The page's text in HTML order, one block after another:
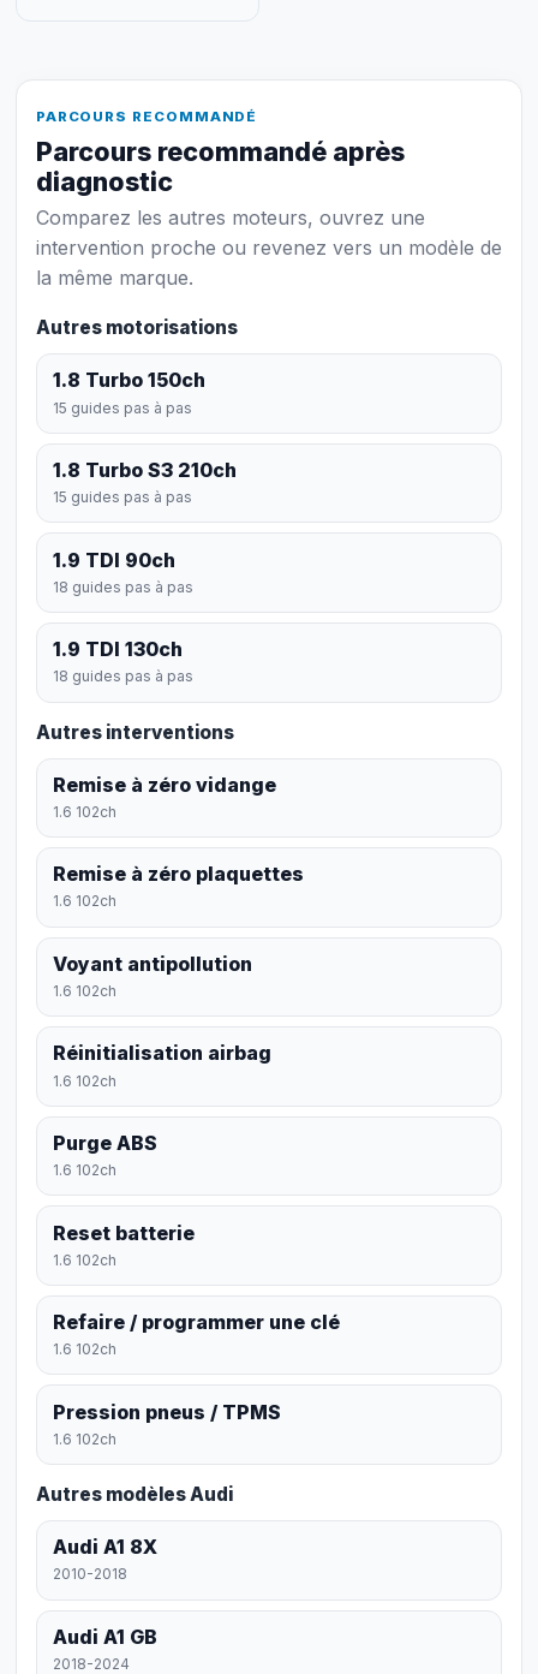
PARCOURS RECOMMANDÉ
Parcours recommandé après
diagnostic
Comparez les autres moteurs, ouvrez une
intervention proche ou revenez vers un modèle de
la même marque.
Autres motorisations
1.8 Turbo 150ch
15 guides pas à pas
1.8 Turbo S3 210ch
15 guides pas à pas
1.9 TDI 90ch
18 guides pas à pas
1.9 TDI 130ch
18 guides pas à pas
Autres interventions
Remise à zéro vidange
1.6 102ch
Remise à zéro plaquettes
1.6 102ch
Voyant antipollution
1.6 102ch
Réinitialisation airbag
1.6 102ch
Purge ABS
1.6 102ch
Reset batterie
1.6 102ch
Refaire / programmer une clé
1.6 102ch
Pression pneus / TPMS
1.6 102ch
Autres modèles Audi
Audi A1 8X
2010-2018
Audi A1 GB
2018-2024